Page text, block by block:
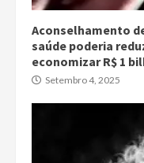
Aconselhamento
saúde poderia
economizar R$ 1
Setembro 4, 2025